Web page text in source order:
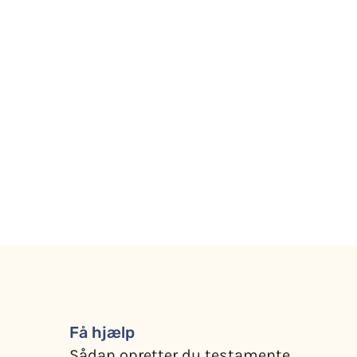
Få hjælp